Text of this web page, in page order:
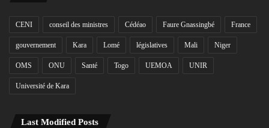
CENI conseil des ministres Cédéao Faure Gnassingbé France
gouvernement Kara Lomé législatives Mali Niger
OMS ONU Santé Togo UEMOA UNIR
Université de Kara
Last Modified Posts